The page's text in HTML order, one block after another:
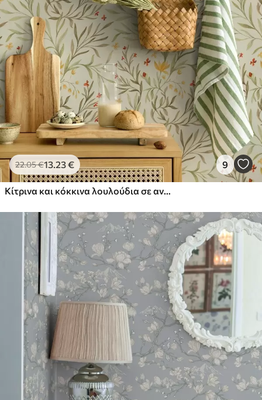
22.05€13.23€ 9
Κίτρινα και κόκκινα λουλούδια σε ανοιχτό πράσινο φόντο